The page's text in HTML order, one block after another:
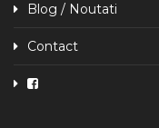
Blog / Noutati
Contact